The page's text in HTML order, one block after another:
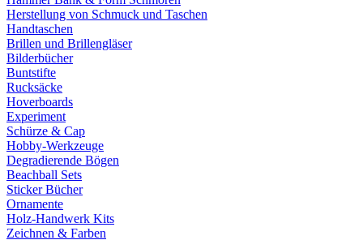
Herstellung von Schmuck und Taschen
Handtaschen
Brillen und Brillengläser
Bilderbücher
Buntstifte
Rucksäcke
Hoverboards
Experiment
Schürze & Cap
Hobby-Werkzeuge
Degradierende Bögen
Beachball Sets
Sticker Bücher
Ornamente
Holz-Handwerk Kits
Zeichnen & Farben